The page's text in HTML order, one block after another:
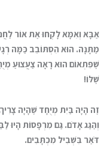
אַבָּא וְאִמָּא לָקְחוּ אֶת אוֹר
מַתָּנָה. הוּא הִסְתּוֹבֵב כַּמָּה
שֶׁפִּתְאוֹם הוּא רָאָה צַעֲצוּעַ
שֶׁלּוֹ!
זֶה הָיָה בַּיִת מְיֻחָד שֶׁהָיָה
וְהַגַּג אָדֹם. גַּם מִרְפָּסוֹת הָיוּ
דֹּאַר בִּשְׁבִיל מִכְתָּבִים.